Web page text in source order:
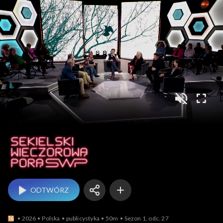
Sekielski wieczorową
ODTWÓRZ
2026 Polska publicystyka 50m Sezon 1, odc. 27